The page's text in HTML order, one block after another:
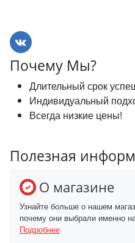
Почему Мы?
Длительный срок
Индивидуальный
Всегда низкие цены!
Полезная
О магазине
Узнайте больше о нашем
почему они выбрали именно
Подробнее